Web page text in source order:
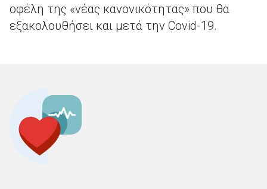
οφέλη της «νέας κανονικότητας» που θα
εξακολουθήσει και μετά την Covid-19.